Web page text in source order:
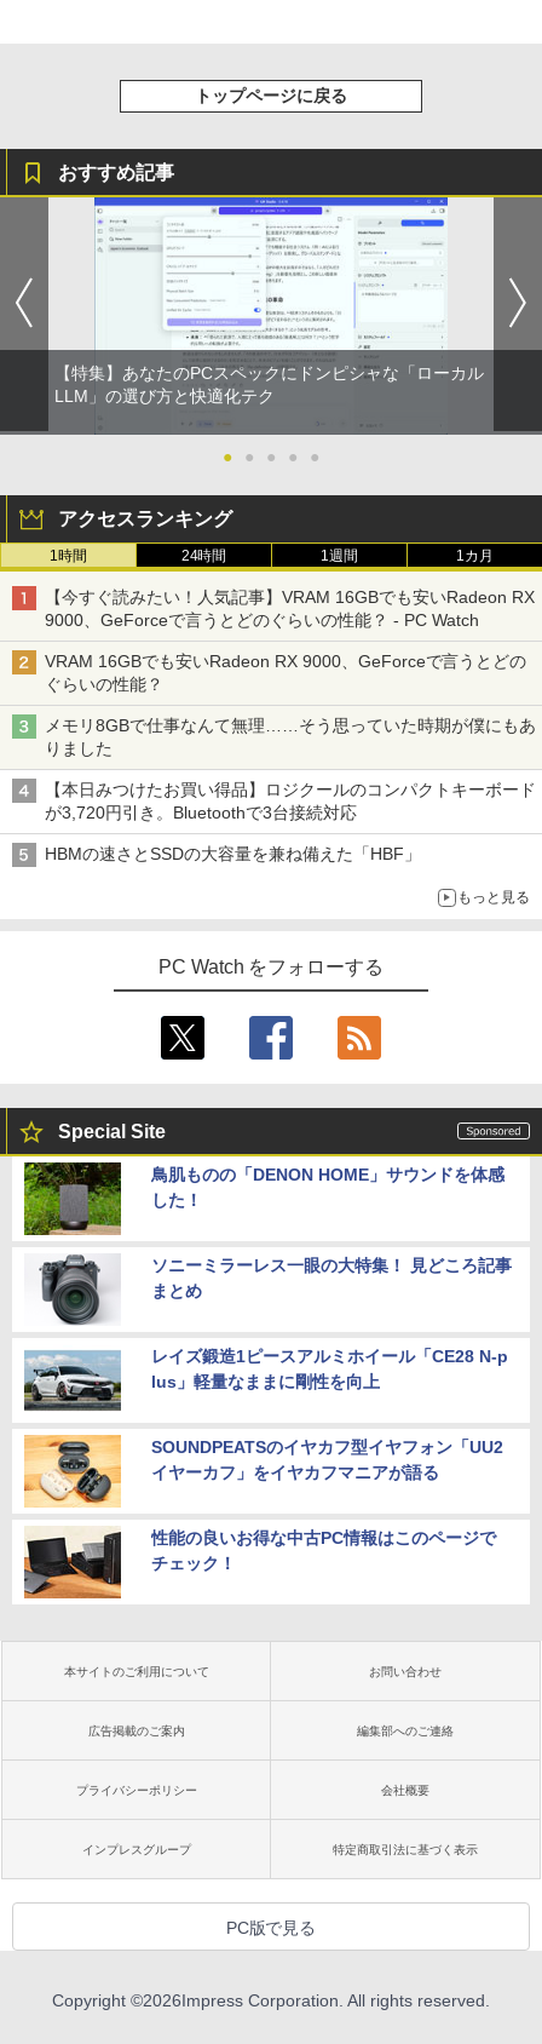
トップページに戻る
おすすめ記事
【特集】あなたのPCスペックにドンピシャな「ローカル
LLM」の選び方と快適化テク
● ● ● ● ●
アクセスランキング
1時間 24時間 1週間 1カ月
【今すぐ読みたい！人気記事】VRAM 16GBでも安いRadeon RX
9000、GeForceで言うとどのぐらいの性能？ - PC Watch
VRAM 16GBでも安いRadeon RX 9000、GeForceで言うとどの
ぐらいの性能？
メモリ8GBで仕事なんて無理……そう思っていた時期が僕にもあ
りました
【本日みつけたお買い得品】ロジクールのコンパクトキーボード
が3,720円引き。Bluetoothで3台接続対応
HBMの速さとSSDの大容量を兼ね備えた「HBF」
もっと見る
PC Watch をフォローする
Special Site
鳥肌ものの「DENON HOME」サウンドを体感
した！
ソニーミラーレス一眼の大特集！ 見どころ記事
まとめ
レイズ鍛造1ピースアルミホイール「CE28 N-p
lus」軽量なままに剛性を向上
SOUNDPEATSのイヤカフ型イヤフォン「UU2
イヤーカフ」をイヤカフマニアが語る
性能の良いお得な中古PC情報はこのページで
チェック！
本サイトのご利用について お問い合わせ
広告掲載のご案内 編集部へのご連絡
プライバシーポリシー 会社概要
インプレスグループ 特定商取引法に基づく表示
PC版で見る
Copyright ©2026Impress Corporation. All rights reserved.